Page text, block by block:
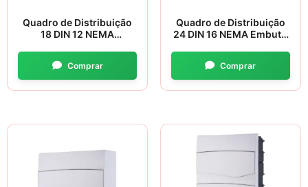
Quadro de Distribuição
18 DIN 12 NEMA
Quadro de Distribuição
24 DIN 16 NEMA Embutir